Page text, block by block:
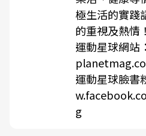
極生活的實踐
的重視及熱情！
運動星球網
運動星球臉
g